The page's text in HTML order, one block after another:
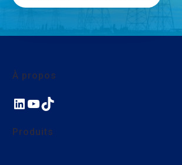
À propos
À propos de SAB France
Nos actions environnementales et sociales
LinkedIn
YouTube
TikTok
Produits